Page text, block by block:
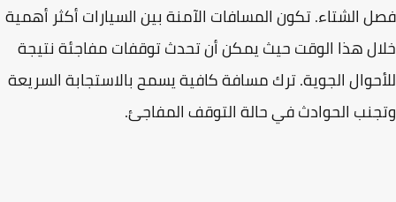
الشتاء. تكون المسافات الآمنة بين السيارات أكثر أهمية
هذا الوقت حيث يمكن أن تحدث توقفات مفاجئة نتيجة
الجوية. ترك مسافة كافية يسمح بالاستجابة السريعة
الحوادث في حالة التوقف المفاجئ.